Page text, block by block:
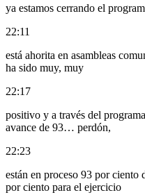
ya estamos cerrando el
22:11
está ahorita en asambleas
ha sido muy, muy
22:17
positivo y a través del
avance de 93… perdón,
22:23
están en proceso 93 por
por ciento para el ejercicio